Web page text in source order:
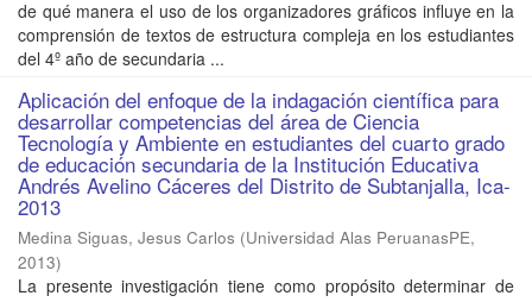
de qué manera el uso de los organizadores gráficos influye en la
comprensión de textos de estructura compleja en los estudiantes
del 4º año de secundaria ...
Aplicación del enfoque de la indagación científica para
desarrollar competencias del área de Ciencia
Tecnología y Ambiente en estudiantes del cuarto grado
de educación secundaria de la Institución Educativa
Andrés Avelino Cáceres del Distrito de Subtanjalla, Ica-
2013
Medina Siguas, Jesus Carlos (Universidad Alas PeruanasPE,
2013)
La presente investigación tiene como propósito determinar de